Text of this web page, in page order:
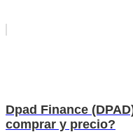
Dpad Finance
comprar y precio?